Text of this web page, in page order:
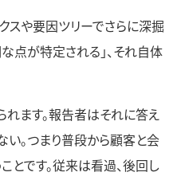
スや要因ツリーでさらに深掘
点が特定される」、それ自体
れます。報告者はそれに答え
。つまり普段から顧客と会
とです。従来は看過、後回し